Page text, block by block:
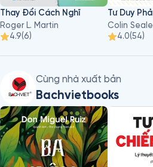
Thay Đổi Cách Nghĩ
Roger L. Martin
4.9(6)
Colin Seale
4.0(54)
Cùng nhà xuất bản
Bachvietbooks